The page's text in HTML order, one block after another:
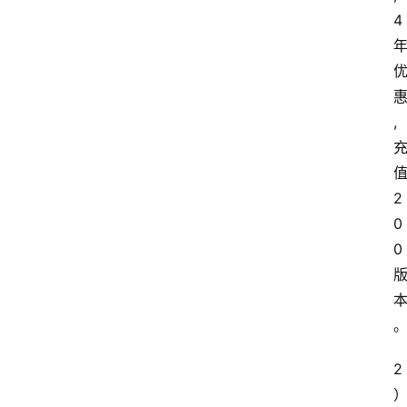
4
年
优
惠
,
充
值
2
0
0
版
本
。
2
）